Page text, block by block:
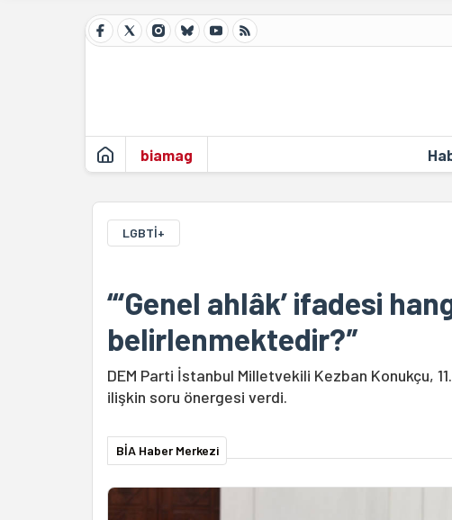
biamag
LGBTİ+
“‘Genel ahlâk’ ifadesi
belirlenmektedir?”
DEM Parti İstanbul Milletvekili Kezban Konukçu,
ilişkin soru önergesi verdi.
BİA Haber Merkezi